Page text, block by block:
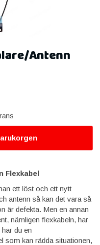
Antenn
Flexkabel
ett löst och ett nytt
antenn så kan det vara så
är defekta. Men en annan
nämligen flexkabeln, har
du en
som kan rädda situationen,